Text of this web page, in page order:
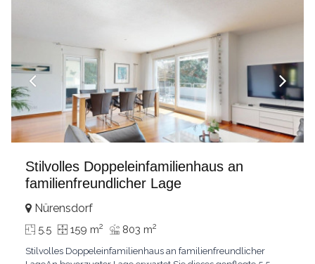
Stilvolles Doppeleinfamilienhaus an
familienfreundlicher Lage
Nürensdorf
5.5 159 m2 803 m2
Stilvolles Doppeleinfamilienhaus an familienfreundlicher